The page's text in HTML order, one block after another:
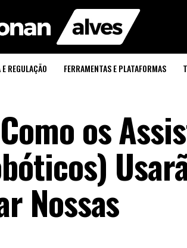
REGULAÇÃO FERRAMENTAS E PLATAFORMAS
os
Nossas